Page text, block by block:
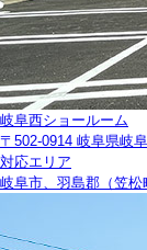
岐阜西ショールーム
〒502-0914 岐阜県岐
対応エリア
岐阜市、羽島郡（笠